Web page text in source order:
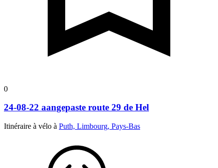
0
24-08-22 aangepaste route 29 de Hel
Itinéraire à vélo à Puth, Limbourg, Pays-Bas